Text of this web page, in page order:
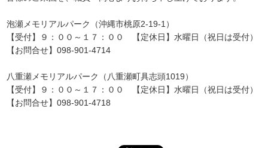
泡瀬メモリアルパーク（沖縄市桃原2-19-1）
【受付】９：００～１７：００ 【定休日】水曜日（祝日は受付）
【お問合せ】098-901-4714
八重瀬メモリアルパーク（八重瀬町具志頭1019）
【受付】９：００～１７：００ 【定休日】水曜日（祝日は受付）
【お問合せ】098-901-4718